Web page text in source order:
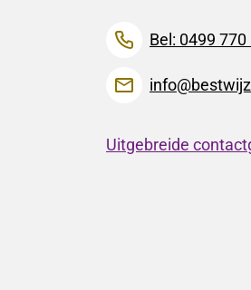
Bel: 0499 770
Uitgebreide